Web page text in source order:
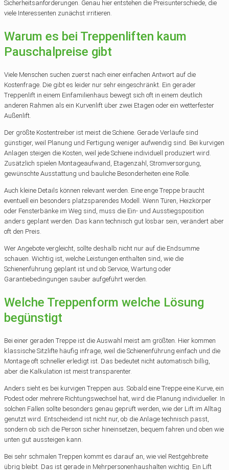
Sicherheitsanforderungen. Genau hier entstehen die Preisunterschiede, die
viele Interessenten zunächst irritieren.
Warum es bei Treppenliften kaum
Pauschalpreise gibt
Viele Menschen suchen zuerst nach einer einfachen Antwort auf die
Kostenfrage. Die gibt es leider nur sehr eingeschränkt. Ein gerader
Treppenlift in einem Einfamilienhaus bewegt sich oft in einem deutlich
anderen Rahmen als ein Kurvenlift über zwei Etagen oder ein wetterfester
Außenlift.
Der größte Kostentreiber ist meist die Schiene. Gerade Verläufe sind
günstiger, weil Planung und Fertigung weniger aufwendig sind. Bei kurvigen
Anlagen steigen die Kosten, weil jede Schiene individuell produziert wird.
Zusätzlich spielen Montageaufwand, Etagenzahl, Stromversorgung,
gewünschte Ausstattung und bauliche Besonderheiten eine Rolle.
Auch kleine Details können relevant werden. Eine enge Treppe braucht
eventuell ein besonders platzsparendes Modell. Wenn Türen, Heizkörper
oder Fensterbänke im Weg sind, muss die Ein- und Ausstiegsposition
anders geplant werden. Das kann technisch gut lösbar sein, verändert aber
oft den Preis.
Wer Angebote vergleicht, sollte deshalb nicht nur auf die Endsumme
schauen. Wichtig ist, welche Leistungen enthalten sind, wie die
Schienenführung geplant ist und ob Service, Wartung oder
Garantiebedingungen sauber aufgeführt werden.
Welche Treppenform welche Lösung
begünstigt
Bei einer geraden Treppe ist die Auswahl meist am größten. Hier kommen
klassische Sitzlifte häufig infrage, weil die Schienenführung einfach und die
Montage oft schneller erledigt ist. Das bedeutet nicht automatisch billig,
aber die Kalkulation ist meist transparenter.
Anders sieht es bei kurvigen Treppen aus. Sobald eine Treppe eine Kurve, ein
Podest oder mehrere Richtungswechsel hat, wird die Planung individueller. In
solchen Fällen sollte besonders genau geprüft werden, wie der Lift im Alltag
genutzt wird. Entscheidend ist nicht nur, ob die Anlage technisch passt,
sondern ob sich die Person sicher hineinsetzen, bequem fahren und oben wie
unten gut aussteigen kann.
Bei sehr schmalen Treppen kommt es darauf an, wie viel Restgehbreite
übrig bleibt. Das ist gerade in Mehrpersonenhaushalten wichtig. Ein Lift